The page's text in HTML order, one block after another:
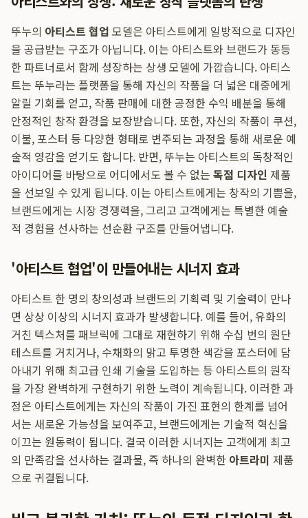
뚜누의 아티스트 협업 모델은 아티스트에게 일방적으로 디자인
을 공급받는 구조가 아닙니다. 이는 아티스트와 브랜드가 동등
한 파트너로서 함께 성장하는 상생 모델에 가깝습니다. 아티스
트는 뚜누라는 플랫폼을 통해 자신의 작품을 더 넓은 대중에게
알릴 기회를 얻고, 작품 판매에 대한 공정한 수익 배분을 통해
안정적인 창작 환경을 보장받습니다. 또한, 자신의 작품이 쿠션,
이불, 포스터 등 다양한 형태로 변주되는 과정을 통해 새로운 예
술적 영감을 얻기도 합니다. 반면, 뚜누는 아티스트의 독창적인
아이디어를 바탕으로 어디에서도 볼 수 없는 독점 디자인 제품
을 선보일 수 있게 됩니다. 이는 아티스트에게는 창작의 기쁨을,
브랜드에게는 시장 경쟁력을, 그리고 고객에게는 특별한 예술
적 경험을 선사하는 선순환 구조를 만들어냅니다.
'아티스트 협업'이 만들어내는 시너지 효과
아티스트 한 명의 창의성과 브랜드의 기획력 및 기술력이 만나
면 상상 이상의 시너지 효과가 발생합니다. 예를 들어, 유화의
거친 텍스처를 패브릭에 그대로 재현하기 위해 수십 번의 원단
테스트를 거치거나, 수채화의 맑고 투명한 색감을 포스터에 담
아내기 위해 최고급 인쇄 기술을 도입하는 등 아티스트의 원작
을 가장 완벽하게 구현하기 위한 노력이 계속됩니다. 이러한 과
정은 아티스트에게는 자신의 작품이 가진 표현의 한계를 넘어
서는 새로운 가능성을 보여주고, 브랜드에게는 기술적 혁신을
이끄는 원동력이 됩니다. 결국 이러한 시너지는 고객에게 최고
의 만족감을 선사하는 결과물, 즉 하나의 완벽한 아트라미 제품
으로 귀결됩니다.